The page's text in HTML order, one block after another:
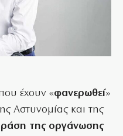
έχουν «φανερωθεί»
Αστυνομίας και της
της οργάνωσης